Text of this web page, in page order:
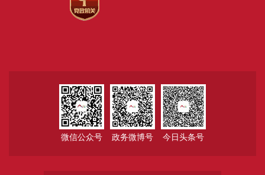
微信公众号 政务微博号 今日头条号